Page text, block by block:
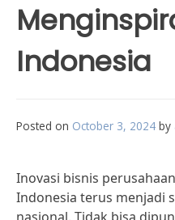
Indonesia
Posted on October 3, 2024 by
Inovasi bisnis
Indonesia terus menjadi